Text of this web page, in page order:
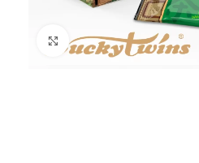
Zum Vergrößern anklicken